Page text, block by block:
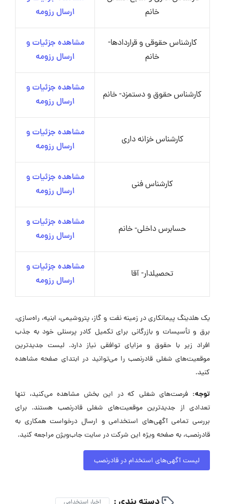
خانم
ارسال رزومه
کارشناس حقوقی و قراردادها-
خانم
مشاهده جزئیات و
ارسال رزومه
کارشناس حقوق و دستمزد- خانم
مشاهده جزئیات و
ارسال رزومه
کارشناس خزانه داری
مشاهده جزئیات و
ارسال رزومه
کارشناس فنی
مشاهده جزئیات و
ارسال رزومه
حسابرس داخلی- خانم
مشاهده جزئیات و
ارسال رزومه
تحصیلدار- آقا
مشاهده جزئیات و
ارسال رزومه
یک هلدینگ پیمانکاری در زمینه نفت و گاز، پتروشیمی، ابنیه، راه‌سازی،
برق و تأسیسات و بازرگانی برای تکمیل کادر پرسنلی خود به جذب
افراد زیر با حقوق و مزایای توافقی نیاز دارد. لیست جدیدترین
موقعیت‌های شغلی قادرنصب را می‌توانید در ابتدای صفحه مشاهده
کنید.
توجه: فرصت‌های شغلی که در این بخش مشاهده می‌کنید، تنها
تعدادی از جدیدترین موقعیت‌های شغلی قادرنصب هستند. برای
بررسی تمامی آگهی‌های استخدامی و ارسال درخواست همکاری به
قادرنصب، به صفحه ویژه این شرکت در سایت جاب‌ویژن مراجعه کنید.
لیست آگهی‌های استخدام در قادرنصب